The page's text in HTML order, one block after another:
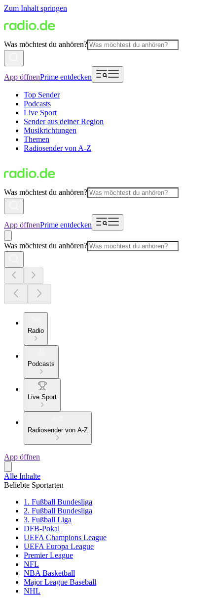
Zum Inhalt springen
Was möchtest du anhören?
App öffnenPrime entdecken
Top Sender
Podcasts
Live Sport
Sender aus deiner Region
Musikrichtungen
Themen
Radiosender von A-Z
Was möchtest du anhören?
App öffnenPrime entdecken
Was möchtest du anhören?
Radio
Podcasts
Live Sport
Radiosender von A-Z
App öffnen
Alle Inhalte
Beliebte Sportarten
1. Fußball Bundesliga
2. Fußball Bundesliga
3. Fußball Liga
DFB-Pokal
UEFA Champions League
UEFA Europa League
Premier League
NFL
NBA Basketball
Major League Baseball
NHL